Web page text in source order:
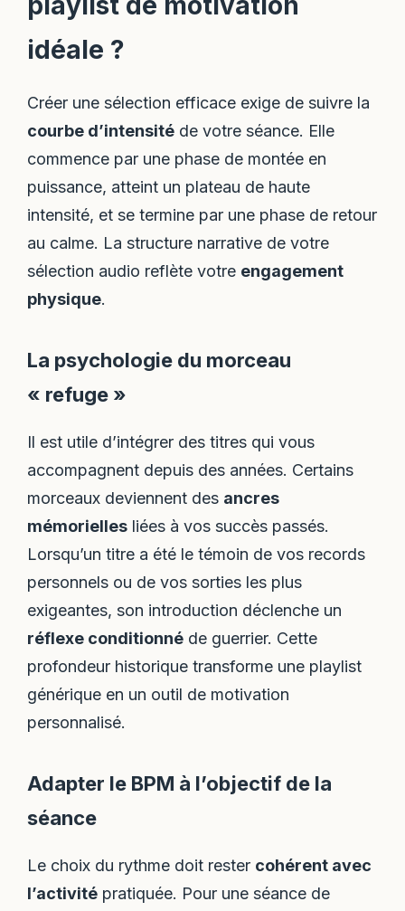
idéale ?
Créer une sélection efficace exige de suivre la
courbe d’intensité de votre séance. Elle
commence par une phase de montée en
puissance, atteint un plateau de haute
intensité, et se termine par une phase de retour
au calme. La structure narrative de votre
sélection audio reflète votre engagement
physique.
La psychologie du morceau
« refuge »
Il est utile d’intégrer des titres qui vous
accompagnent depuis des années. Certains
morceaux deviennent des ancres
mémorielles liées à vos succès passés.
Lorsqu’un titre a été le témoin de vos records
personnels ou de vos sorties les plus
exigeantes, son introduction déclenche un
réflexe conditionné de guerrier. Cette
profondeur historique transforme une playlist
générique en un outil de motivation
personnalisé.
Adapter le BPM à l’objectif de la
séance
Le choix du rythme doit rester cohérent avec
l’activité pratiquée. Pour une séance de